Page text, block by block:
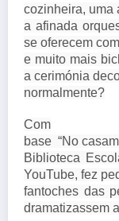
cozinheira, uma
a afinada
se oferecem
e muito mais
a cerimónia
normalmente?
Com
base “No
Biblioteca
YouTube, fez
fantoches das
dramatizassem